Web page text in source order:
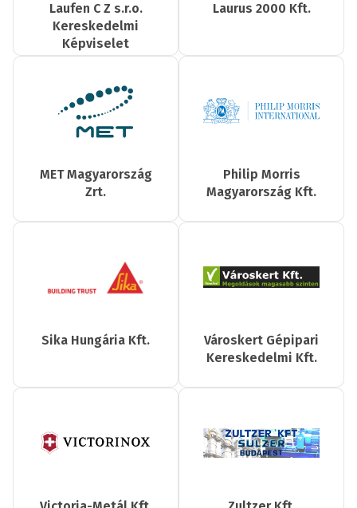
Laufen C Z s.r.o.
Kereskedelmi
Képviselet
Laurus 2000 Kft.
MET Magyarország
Zrt.
Philip Morris
Magyarország Kft.
Sika Hungária Kft.
Városkert Gépipari
Kereskedelmi Kft.